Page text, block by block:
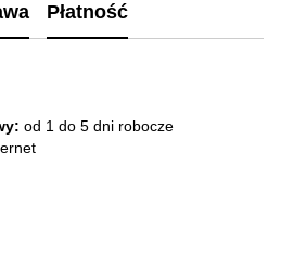
Płatność
od 1 do 5 dni robocze